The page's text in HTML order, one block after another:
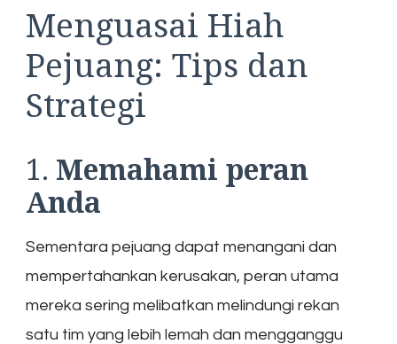
Menguasai Hiah
Pejuang: Tips dan
Strategi
1. Memahami peran
Anda
Sementara pejuang dapat menangani dan
mempertahankan kerusakan, peran utama
mereka sering melibatkan melindungi rekan
satu tim yang lebih lemah dan mengganggu